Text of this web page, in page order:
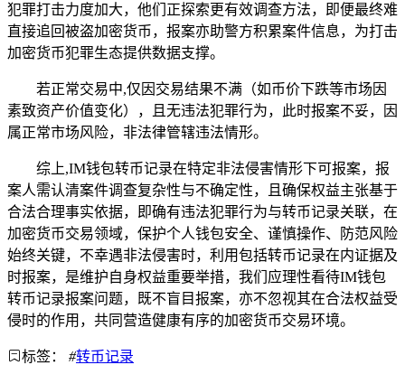
犯罪打击力度加大，他们正探索更有效调查方法，即便最终难
直接追回被盗加密货币，报案亦助警方积累案件信息，为打击
加密货币犯罪生态提供数据支撑。
若正常交易中,仅因交易结果不满（如币价下跌等市场因
素致资产价值变化），且无违法犯罪行为，此时报案不妥，因
属正常市场风险，非法律管辖违法情形。
综上,IM钱包转币记录在特定非法侵害情形下可报案，报
案人需认清案件调查复杂性与不确定性，且确保权益主张基于
合法合理事实依据，即确有违法犯罪行为与转币记录关联，在
加密货币交易领域，保护个人钱包安全、谨慎操作、防范风险
始终关键，不幸遇非法侵害时，利用包括转币记录在内证据及
时报案，是维护自身权益重要举措，我们应理性看待IM钱包
转币记录报案问题，既不盲目报案，亦不忽视其在合法权益受
侵时的作用，共同营造健康有序的加密货币交易环境。
标签： #转币记录